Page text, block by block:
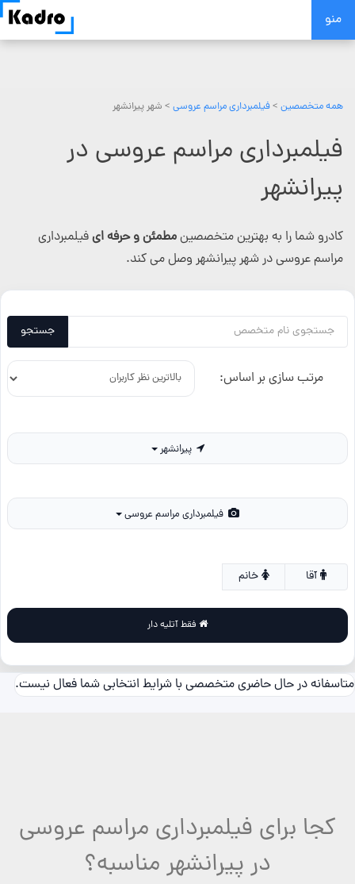
Skip
منو
همه متخصصین >فیلمبرداری مراسم عروسی > شهر پیرانشهر
فیلمبرداری مراسم عروسی در
پیرانشهر
کادرو شما را به بهترین متخصصینمطمئن و حرفه ایفیلمبرداری
مراسم عروسی در شهر پیرانشهر وصل می کند.
جستجو
مرتب سازی بر اساس:
پیرانشهر
خانم
متاسفانه در حال حاضری متخصصی با شرایط انتخابی شما فعال نیست.
کجا برای فیلمبرداری مراسم عروسی
در پیرانشهر مناسبه؟